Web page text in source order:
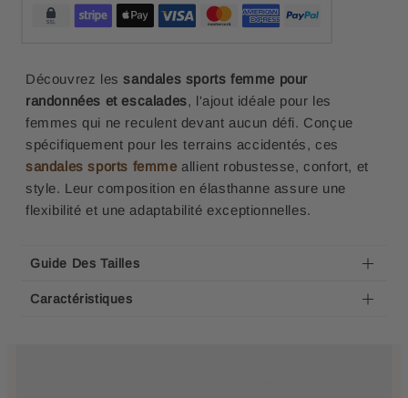
Découvrez lessandales sports femme pour
randonnées et escalades, l'ajout idéale pour les
femmes qui ne reculent devant aucun défi. Conçue
spécifiquement pour les terrains accidentés, ces
sandales sports femmeallient robustesse, confort, et
style. Leur composition en élasthanne assure une
flexibilité et une adaptabilité exceptionnelles.
Guide Des Tailles
Caractéristiques